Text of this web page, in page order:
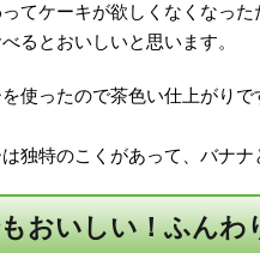
てケーキが欲しくなくなっ
るとおいしいと思います。
使ったので茶色い仕上がり
独特のこくがあって、バナナ
おいしい！ふん